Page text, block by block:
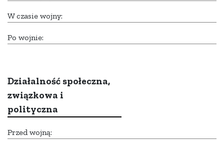
W czasie wojny:
Po wojnie:
Działalność społeczna,
związkowa i
polityczna
Przed wojną: